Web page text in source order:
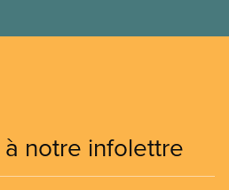
notre infolettre